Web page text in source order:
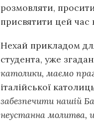
розмовляти,
присвятити цей час
Нехай прикладом
студента, уже
католики, маємо
італійської
забезпечити нашій
неустанна молитва,